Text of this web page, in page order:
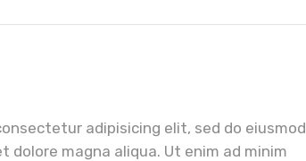
adipisicing elit, sed do eiusmod
dolore magna aliqua. Ut enim ad minim